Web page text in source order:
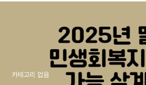
카테고리 없음